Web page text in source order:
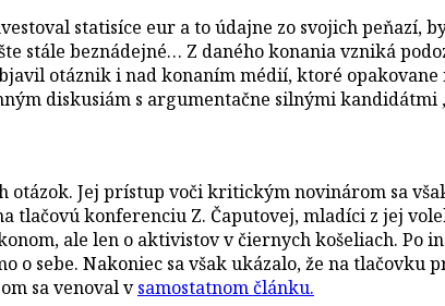
statisíce eur a to údajne zo svojich peňazí,
stále beznádejné… Z daného konania vzniká
otáznik i nad konaním médií, ktoré opakovane
diskusiám s argumentačne silnými kandidátmi
otázok. Jej prístup voči kritickým novinárom sa
tlačovú konferenciu Z. Čaputovej, mladíci z jej
ale len o aktivistov v čiernych košeliach. Po
sebe. Nakoniec sa však ukázalo, že na tlačovku
sa venoval vsamostatnom článku.